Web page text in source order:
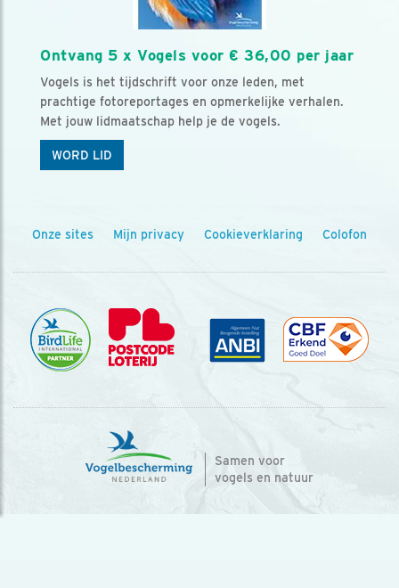
Ontvang 5 x Vogels voor € 36,00 per jaar
Vogels is het tijdschrift voor onze leden, met
prachtige fotoreportages en opmerkelijke verhalen.
Met jouw lidmaatschap help je de vogels.
WORD LID
Onze sites Mijn privacy Cookieverklaring Colofon
Samen voor
vogels en natuur